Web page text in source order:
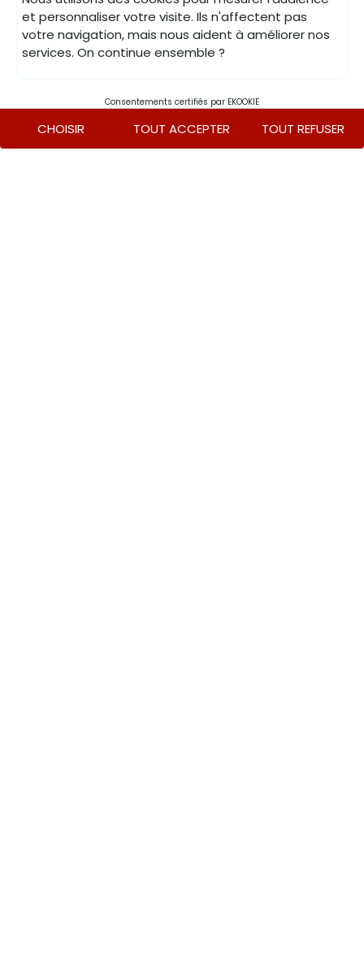
contactez-nous via notreformulaire en ligne, par e-mail à
pro@maison-lascours.fr
05 61 82 80 78
(choix 2).
Mentions légalesPolitique de confidentialité
et personnaliser votre visite. Ils n'affectent pas
votre navigation, mais nous aident à améliorer nos
services. On continue ensemble ?
Consentements certifiés par EKOOKIE
CHOISIR TOUT ACCEPTER TOUT REFUSER